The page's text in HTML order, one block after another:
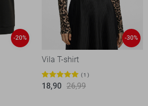
-20% -30%
Vila T-shirt
1
18,90 26,99